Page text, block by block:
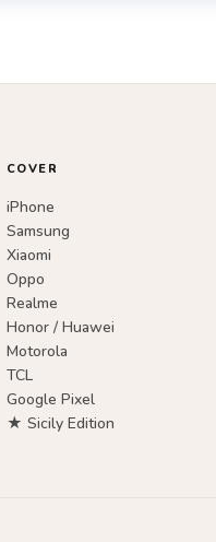
COVER
iPhone
Samsung
Xiaomi
Oppo
Realme
Honor / Huawei
Motorola
TCL
Google Pixel
★ Sicily Edition